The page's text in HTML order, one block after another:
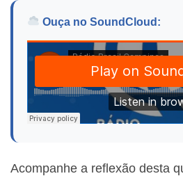
Ouça no SoundCloud:
Acompanhe a reflexão desta